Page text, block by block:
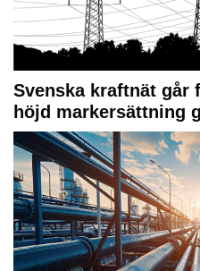
Svenska kraftnät går
höjd markersättning